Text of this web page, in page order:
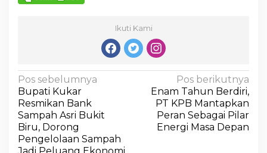
Ikuti Kami
Pos sebelumnya
Bupati Kukar
Resmikan Bank
Sampah Asri Bukit
Biru, Dorong
Pengelolaan Sampah
Pos berikutnya
Enam Tahun Berdiri,
PT KPB Mantapkan
Peran Sebagai Pilar
Energi Masa Depan